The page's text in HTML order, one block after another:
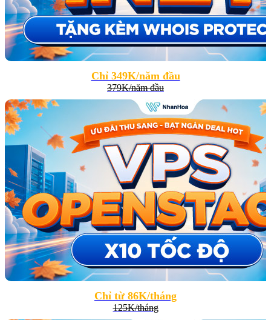
Chỉ 349K/năm đầu
379K/năm đầu
Chỉ từ 86K/tháng
125K/tháng